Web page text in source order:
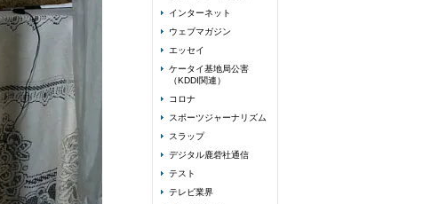
インターネット
ウェブマガジン
エッセイ
ケータイ基地局公害
（KDDI関連）
コロナ
スポーツジャーナリズム
スラップ
デジタル鹿砦社通信
テスト
テレビ業界